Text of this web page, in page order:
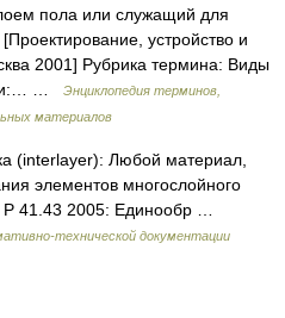
пола или служащий для
устройство и
2001] Рубрика термина: Виды
…
Энциклопедия терминов,
материалов
(interlayer): Любой материал,
элементов многослойного
Р 41.43 2005: Единообр …
технической документации